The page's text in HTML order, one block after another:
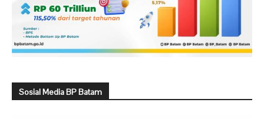
Sosial Media BP Batam